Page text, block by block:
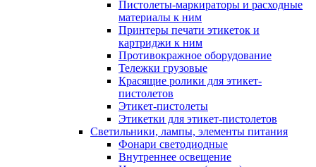
Пистолеты-маркираторы и расходные
материалы к ним
Принтеры печати этикеток и
картриджи к ним
Противокражное оборудование
Тележки грузовые
Красящие ролики для этикет-
пистолетов
Этикет-пистолеты
Этикетки для этикет-пистолетов
Светильники, лампы, элементы питания
Фонари светодиодные
Внутреннее освещение